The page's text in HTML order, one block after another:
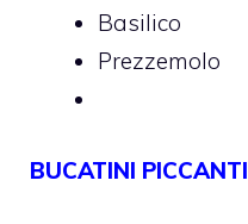
Basilico
Prezzemolo
BUCATINI PICCANTI